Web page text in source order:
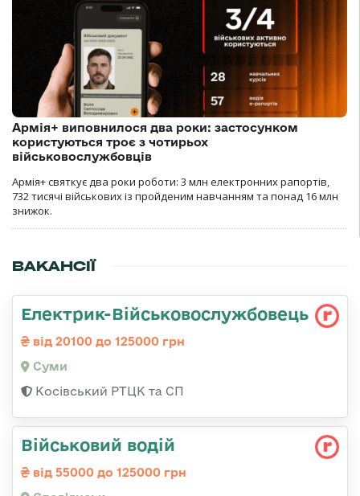
Армія+ виповнилося два роки: застосунком
користуються троє з чотирьох
військовослужбовців
Армія+ святкує два роки роботи: 3 млн електронних рапортів,
732 тисячі військових із пройденим навчанням та понад 16 млн
знижок.
ВАКАНСІЇ
Електрик-Військовослужбовець
від 20100 до 125000 грн
Суми
Косівський РТЦК та СП
Військовий водій
від 55000 до 125000 грн